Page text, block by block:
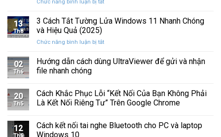
Cứng
Hỏng
Hình
Giác
Trên
C
Chức năng bình luận bị tắtở
Sửa
Âm
Khi
11
13
Th8
3 Cách Tắt Tường Lửa Windows 11 Nhanh Chóng
và Hiệu Quả (2025)
Chức năng bình luận bị tắtở
Cách
Tắt
Windows
11
và
02
Th6
Hướng dẫn cách dùng UltraViewer để gửi và nhận
file nhanh chóng
20
Th5
Cách Khắc Phục Lỗi “Kết Nối Của Bạn Không Phải
Là Kết Nối Riêng Tư” Trên Google Chrome
12
Cách kết nối tai nghe Bluetooth cho PC và laptop
Windows 10